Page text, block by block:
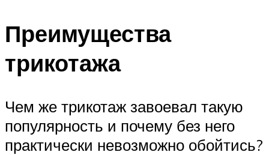
Преимущества
трикотажа
Чем же трикотаж завоевал такую
популярность и почему без него
практически невозможно обойтись?